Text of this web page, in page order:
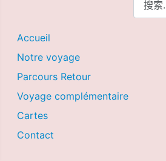
Accueil
Notre voyage
Parcours Retour
Voyage complémentaire
Cartes
Contact